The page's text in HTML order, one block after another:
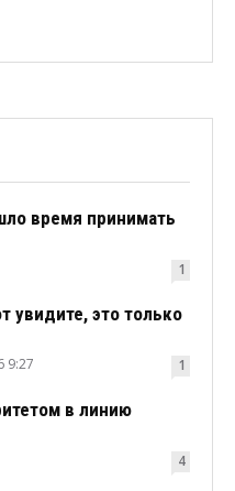
время принимать
1
увидите, это только
9:27 1
в линию
4